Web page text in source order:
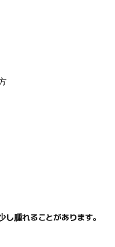
腫れることがあります。